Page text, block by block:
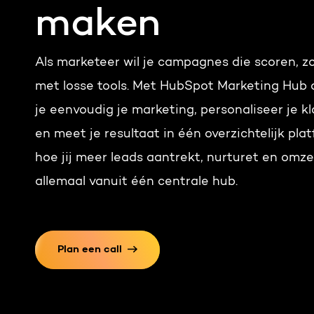
maken
Als marketeer wil je campagnes die scoren,
met losse tools. Met HubSpot Marketing Hub
je eenvoudig je marketing, personaliseer je
en meet je resultaat in één overzichtelijk
hoe jij meer leads aantrekt, nurturet en
allemaal vanuit één centrale hub.
Plan een call